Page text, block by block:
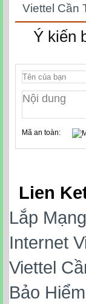
Viettel Cần
Ý kiến
Mã an toàn:
Lien
Lắp
Internet
Viettel
Bảo